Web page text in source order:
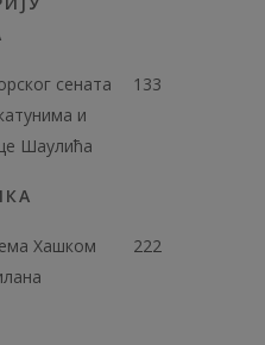
сената
и
Шаулића
133
Хашком
222